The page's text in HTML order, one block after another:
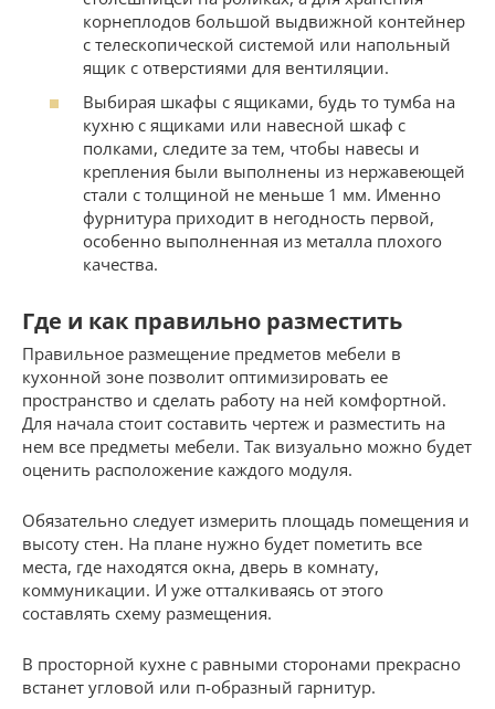
корнеплодов большой выдвижной контейнер
с телескопической системой или напольный
ящик с отверстиями для вентиляции.
Выбирая шкафы с ящиками, будь то тумба на
кухню с ящиками или навесной шкаф с
полками, следите за тем, чтобы навесы и
крепления были выполнены из нержавеющей
стали с толщиной не меньше 1 мм. Именно
фурнитура приходит в негодность первой,
особенно выполненная из металла плохого
качества.
Где и как правильно разместить
Правильное размещение предметов мебели в
кухонной зоне позволит оптимизировать ее
пространство и сделать работу на ней комфортной.
Для начала стоит составить чертеж и разместить на
нем все предметы мебели. Так визуально можно будет
оценить расположение каждого модуля.
Обязательно следует измерить площадь помещения и
высоту стен. На плане нужно будет пометить все
места, где находятся окна, дверь в комнату,
коммуникации. И уже отталкиваясь от этого
составлять схему размещения.
В просторной кухне с равными сторонами прекрасно
встанет угловой или п-образный гарнитур.